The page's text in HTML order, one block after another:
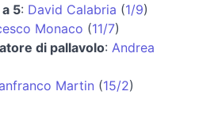
5: David Calabria (1/9)
Monaco (11/7)
di pallavolo: Andrea
Martin (15/2)